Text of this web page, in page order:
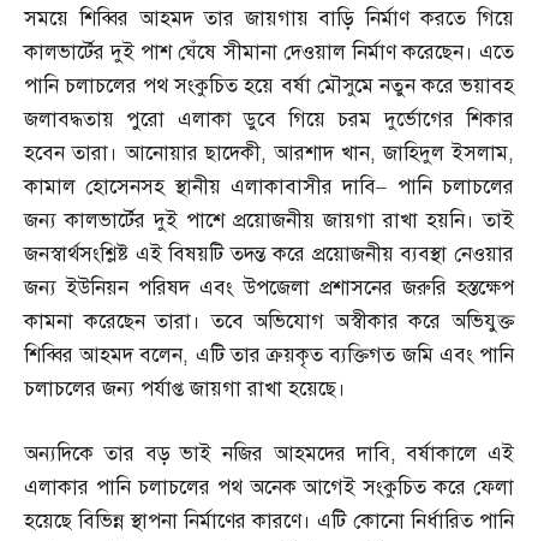
সময়ে শিব্বির আহমদ তার জায়গায় বাড়ি নির্মাণ করতে গিয়ে
কালভার্টের দুই পাশ ঘেঁষে সীমানা দেওয়াল নির্মাণ করেছেন। এতে
পানি চলাচলের পথ সংকুচিত হয়ে বর্ষা মৌসুমে নতুন করে ভয়াবহ
জলাবদ্ধতায় পুরো এলাকা ডুবে গিয়ে চরম দুর্ভোগের শিকার
হবেন তারা। আনোয়ার ছাদেকী,আরশাদ খান,জাহিদুল ইসলাম,
কামাল হোসেনসহ স্থানীয় এলাকাবাসীর দাবি– পানি চলাচলের
জন্য কালভার্টের দুই পাশে প্রয়োজনীয় জায়গা রাখা হয়নি। তাই
জনস্বার্থসংশ্লিষ্ট এই বিষয়টি তদন্ত করে প্রয়োজনীয় ব্যবস্থা নেওয়ার
জন্য ইউনিয়ন পরিষদ এবং উপজেলা প্রশাসনের জরুরি হস্তক্ষেপ
কামনা করেছেন তারা। তবে অভিযোগ অস্বীকার করে অভিযুক্ত
শিব্বির আহমদ বলেন, এটি তার ক্রয়কৃত ব্যক্তিগত জমি এবং পানি
চলাচলের জন্য পর্যাপ্ত জায়গা রাখা হয়েছে।
অন্যদিকে তার বড় ভাই নজির আহমদের দাবি,বর্ষাকালে এই
এলাকার পানি চলাচলের পথ অনেক আগেই সংকুচিত করে ফেলা
হয়েছে বিভিন্ন স্থাপনা নির্মাণের কারণে। এটি কোনো নির্ধারিত পানি